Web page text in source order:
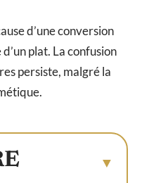
d’une conversion
plat. La confusion
persiste, malgré la